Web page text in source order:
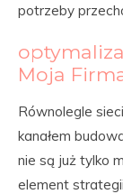
potrzeby
Moja
Równolegle
kanałem
nie są już tylko
element